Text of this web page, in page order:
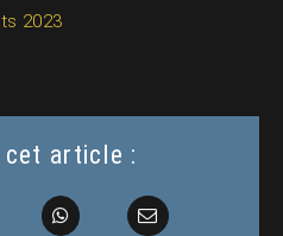
2023
cet article :
WhatsAppEmail